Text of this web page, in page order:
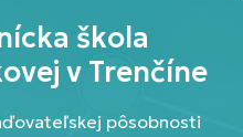
škola
v Trenčíne
pôsobnosti